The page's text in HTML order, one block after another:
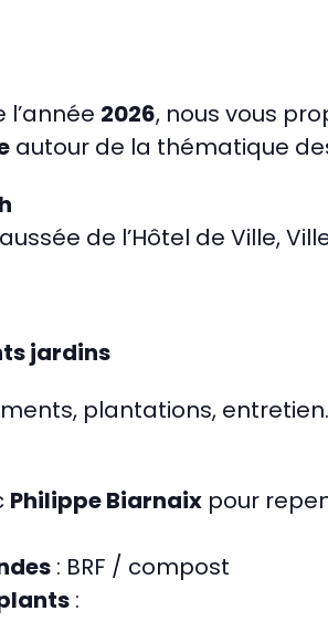
2026, nous vous
autour de la thématique
de l’Hôtel de Ville,
jardins
plantations,
Philippe Biarnaix pour
: BRF / compost
: